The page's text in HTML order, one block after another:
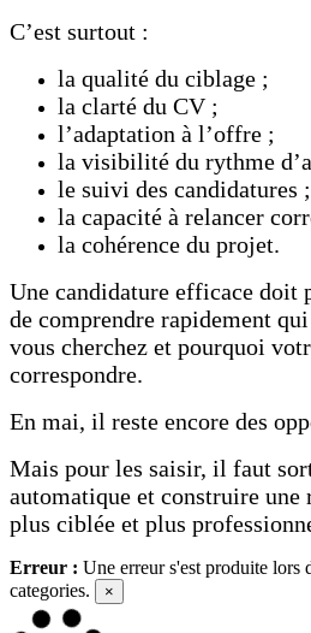
C’est surtout :
la qualité du ciblage ;
la clarté du CV ;
l’adaptation à l’offre ;
la visibilité du rythme
le suivi des candidatures ;
la capacité à relancer
la cohérence du projet.
Une candidature efficace doit
de comprendre rapidement
vous cherchez et pourquoi
correspondre.
En mai, il reste encore des
Mais pour les saisir, il faut
automatique et construire une
plus ciblée et plus
Erreur : Une erreur s'est produite lors
categories.
×